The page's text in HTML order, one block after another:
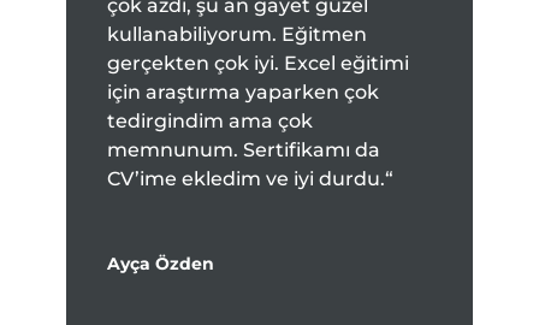
çok azdı, şu an gayet güzel
kullanabiliyorum. Eğitmen
gerçekten çok iyi. Excel eğitimi
için araştırma yaparken çok
tedirgindim ama çok
memnunum. Sertifikamı da
CV’ime ekledim ve iyi durdu.“
Ayça Özden